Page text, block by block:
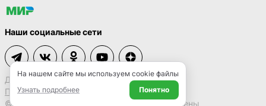
Наши социальные сети
Договор-оферта
Политика конфиденциальности
© 2009 – 2026 ТопРадар. Все права защищены
На нашем сайте мы используем cookie файлы
Узнать подробнее
Понятно